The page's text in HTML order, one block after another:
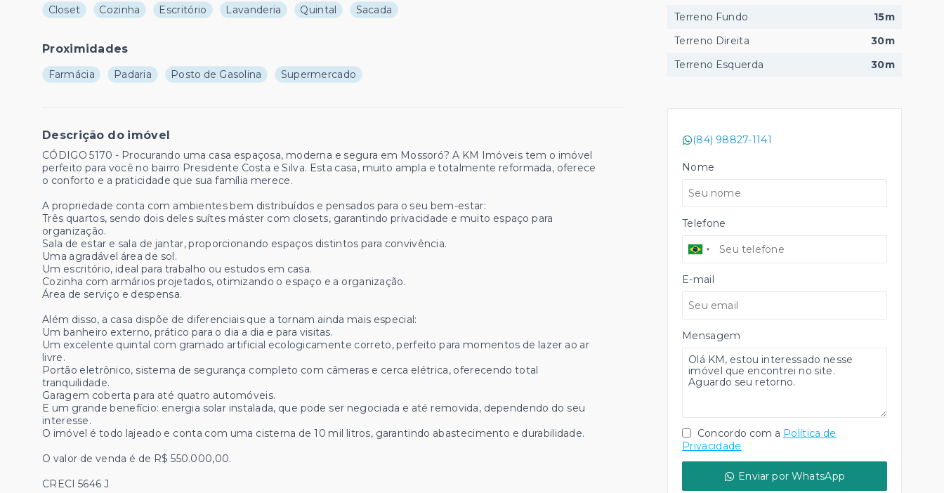
Closet Cozinha Escritório Lavanderia Quintal Sacada
Proximidades
Farmácia Padaria Posto de Gasolina Supermercado
Descrição do imóvel
CÓDIGO 5170 - Procurando uma casa espaçosa, moderna e segura em Mossoró? A KM Imóveis tem o imóvel
perfeito para você no bairro Presidente Costa e Silva. Esta casa, muito ampla e totalmente reformada, oferece
o conforto e a praticidade que sua família merece.
A propriedade conta com ambientes bem distribuídos e pensados para o seu bem-estar:
Três quartos, sendo dois deles suítes máster com closets, garantindo privacidade e muito espaço para
organização.
Sala de estar e sala de jantar, proporcionando espaços distintos para convivência.
Uma agradável área de sol.
Um escritório, ideal para trabalho ou estudos em casa.
Cozinha com armários projetados, otimizando o espaço e a organização.
Área de serviço e despensa.
Além disso, a casa dispõe de diferenciais que a tornam ainda mais especial:
Um banheiro externo, prático para o dia a dia e para visitas.
Um excelente quintal com gramado artificial ecologicamente correto, perfeito para momentos de lazer ao ar
livre.
Portão eletrônico, sistema de segurança completo com câmeras e cerca elétrica, oferecendo total
tranquilidade.
Garagem coberta para até quatro automóveis.
E um grande benefício: energia solar instalada, que pode ser negociada e até removida, dependendo do seu
interesse.
O imóvel é todo lajeado e conta com uma cisterna de 10 mil litros, garantindo abastecimento e durabilidade.
O valor de venda é de R$ 550.000,00.
CRECI 5646 J
Terreno Fundo
15m
Terreno Direita
30m
Terreno Esquerda
30m
(84) 98827-1141
Nome
Telefone
E-mail
Mensagem
Concordo com a Política de
Privacidade
Enviar por WhatsApp